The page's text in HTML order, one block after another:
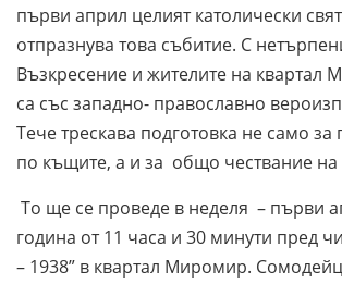
първи април целият католически
отпразнува това събитие. С
Възкресение и жителите на квартал
са със западно- православно
Тече трескава подготовка не само
по къщите, а и за общо чествание на
То ще се проведе в неделя – първи
година от 11 часа и 30 минути пред
– 1938” в квартал Миромир.